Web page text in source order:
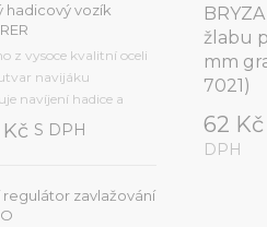
hadicový vozík
z vysoce kvalitní oceli
navijáku
navíjení hadice a
jejímu
skládací klika s
koleček zajišťuje
stabilní
Kč S DPH
regulátor zavlažování
žlabu
mm
7021)
62 Kč
DPH